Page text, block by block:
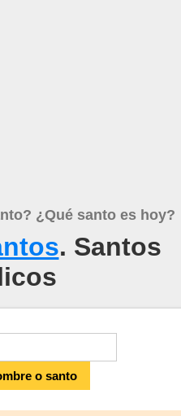
¿Qué santo es hoy?
. Santos